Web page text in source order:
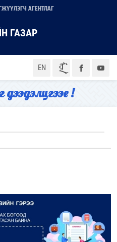
АГЕНТЛАГ
ГАЗАР
EN ᠮᠣᠨ
дээдэлцгээе !